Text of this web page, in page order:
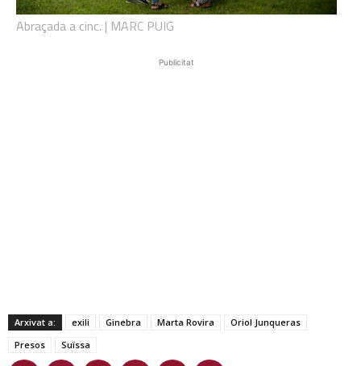
Abraçada a cinc. | MARC PUIG
Publicitat
Arxivat a: exili Ginebra Marta Rovira
Oriol Junqueras
Presos
Suïssa